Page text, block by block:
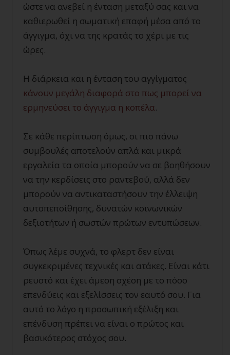
ώστε να ανεβεί η ένταση μεταξύ σας και να
καθιερωθεί η σωματική επαφή μέσα από το
άγγιγμα, όχι να της κρατάς το χέρι με τις
ώρες.
Η διάρκεια και η ένταση του αγγίγματος
κάνουν μεγάλη διαφορά στο πως μπορεί να
ερμηνεύσει το άγγιγμα η κοπέλα.
Σε κάθε περίπτωση όμως, οι πιο πάνω
συμβουλές αποτελούν απλά και μικρά
εργαλεία τα οποία μπορούν να σε βοηθήσουν
να την κερδίσεις στο ραντεβού, αλλά δεν
μπορούν να αντικαταστήσουν την έλλειψη
αυτοπεποίθησης, δυνατών κοινωνικών
δεξιοτήτων ή σωστών πρώτων εντυπώσεων.
Όπως λέμε συχνά, το φλερτ δεν είναι
συγκεκριμένες τεχνικές και ατάκες. Είναι κάτι
ρευστό και έχει άμεση σχέση με το πόσο
επενδύεις και εξελίσσεις τον εαυτό σου. Για
αυτό το λόγο η προσωπική εξέλιξη και
επένδυση πρέπει να είναι ο πρώτος και
βασικότερος στόχος σου.